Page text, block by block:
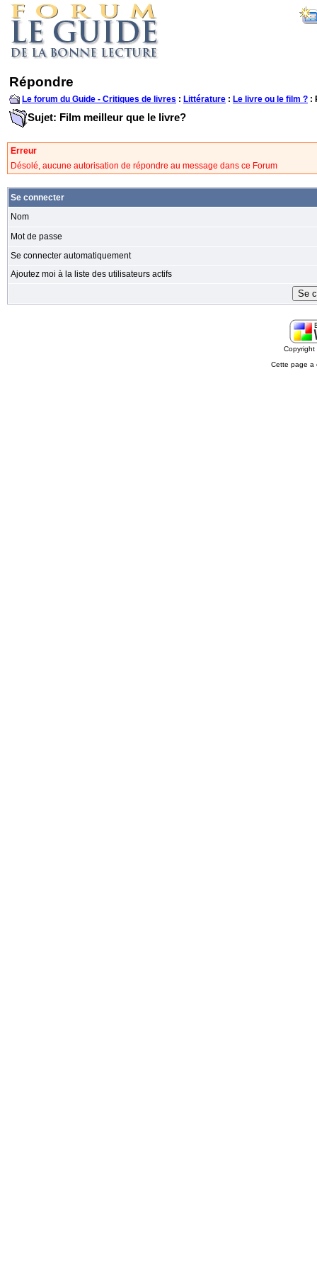
Répondre
Le forum du Guide - Critiques de livres : Littérature : Le livre ou le film ? :
Sujet: Film meilleur que le livre?
Erreur
Désolé, aucune autorisation de répondre au message dans ce Forum
Se connecter
Nom
Mot de passe
Se connecter automatiquement
Ajoutez moi à la liste des utilisateurs actifs
Cette page a